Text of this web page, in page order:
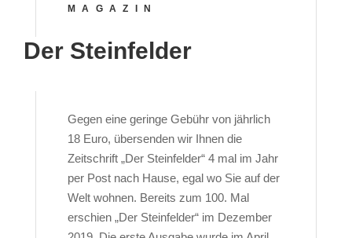
MAGAZIN
Der Steinfelder
Gegen eine geringe Gebühr von jährlich
18 Euro, übersenden wir Ihnen die
Zeitschrift „Der Steinfelder“ 4 mal im Jahr
per Post nach Hause, egal wo Sie auf der
Welt wohnen. Bereits zum 100. Mal
erschien „Der Steinfelder“ im Dezember